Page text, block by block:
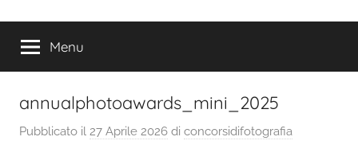
Menu
annualphotoawards_mini_2025
Pubblicato il 27 Aprile 2026 di concorsidifotografia